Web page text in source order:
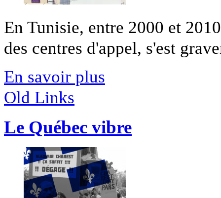
En Tunisie, entre 2000 et
des centres d'appel, s'est
En savoir plus
Old Links
Le Québec vibre